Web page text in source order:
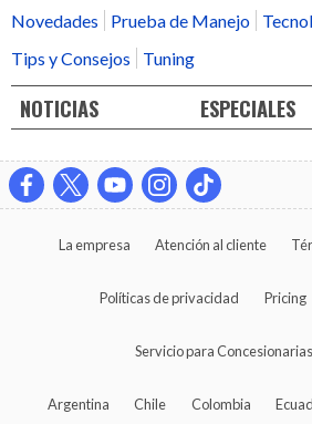
Novedades
Prueba de Manejo
Tips y Consejos
Tuning
NOTICIAS ESPECIALES
La empresa Atención al cliente
Políticas de privacidad Pricing
Servicio para Concesionarias
Argentina Chile Colombia